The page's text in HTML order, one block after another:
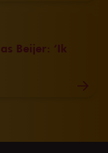
Beijer: ‘Ik